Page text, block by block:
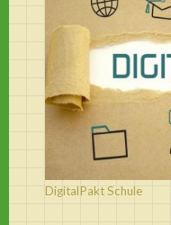
DigitalPakt Schule